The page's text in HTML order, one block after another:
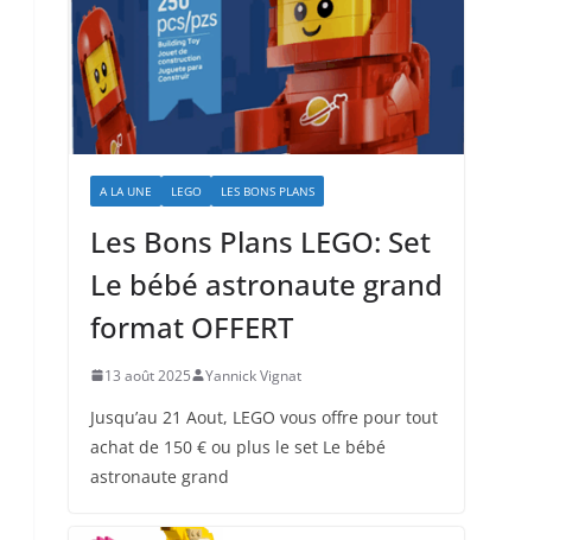
A LA UNE LEGO LES BONS PLANS
Les Bons Plans LEGO: Set
Le bébé astronaute grand
format OFFERT
13 août 2025 Yannick Vignat
Jusqu’au 21 Aout, LEGO vous offre pour tout
achat de 150 € ou plus le set Le bébé
astronaute grand